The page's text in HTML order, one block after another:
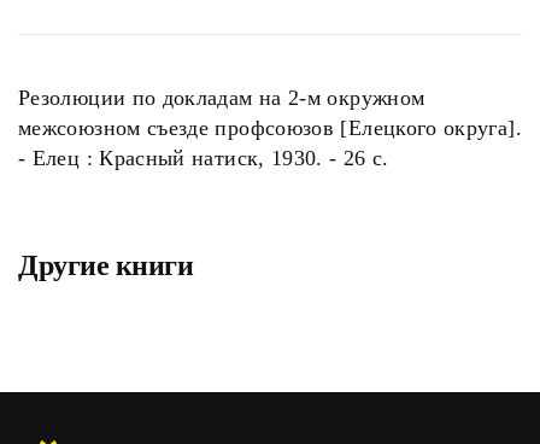
Резолюции по докладам на 2-м окружном
межсоюзном съезде профсоюзов [Елецкого округа].
- Елец : Красный натиск, 1930. - 26 с.
Другие книги